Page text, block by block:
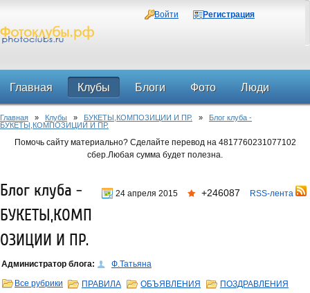
Войти Регистрация
Главная Клубы Блоги Фото Люди
Форум
Главная » Клубы » БУКЕТЫ,КОМПОЗИЦИИ И ПР. » Блог клуба -
БУКЕТЫ,КОМПОЗИЦИИ И ПР.
Помочь сайту материально? Сделайте перевод на 4817760231077102
сбер.Любая сумма будет полезна.
24 апреля 2015 +246087 RSS-лента
Блог клуба -
БУКЕТЫ,КОМП
ОЗИЦИИ И ПР.
Администратор блога:
Ф.Татьяна
Все рубрики
ПРАВИЛА ОБЪЯВЛЕНИЯ
ПОЗДРАВЛЕНИЯ